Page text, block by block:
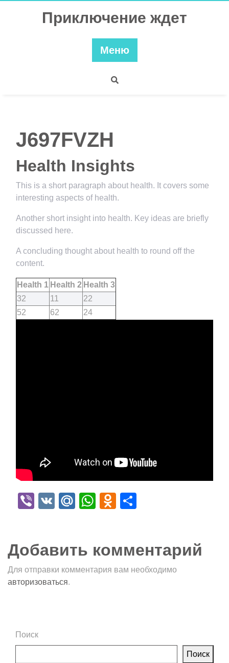
Приключение ждет
Меню
J697FVZH
Health Insights
This is a short paragraph about health. It covers some
interesting aspects of health.
Another short insight into health. Key ideas are briefly
discussed here.
A concluding thought about health to round off the
content.
Health 1 Health 2 Health 3
32
11
22
52
62 24
Viber
VK Mail.Ru
WhatsApp
Odnoklassniki
Добавить комментарий
Для отправки комментария вам необходимо
авторизоваться.
Поиск
Поиск